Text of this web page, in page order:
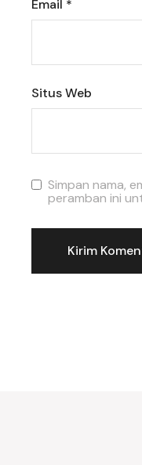
Email *
Situs Web
Simpan nama,
peramban ini
Kirim